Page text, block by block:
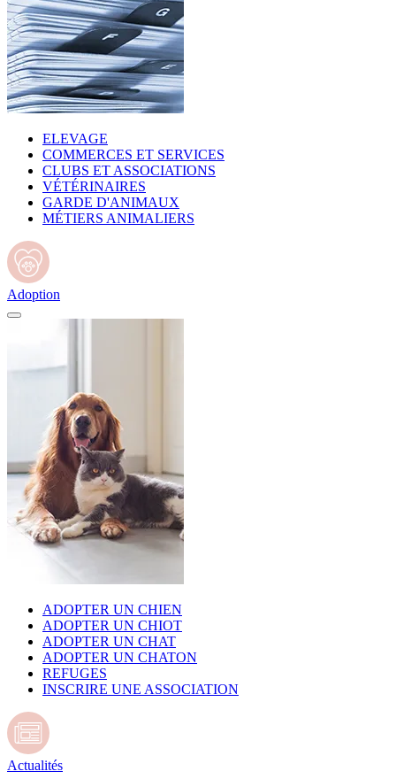
ELEVAGE
COMMERCES ET SERVICES
CLUBS ET ASSOCIATIONS
VÉTÉRINAIRES
GARDE D'ANIMAUX
MÉTIERS ANIMALIERS
Adoption
ADOPTER UN CHIEN
ADOPTER UN CHIOT
ADOPTER UN CHAT
ADOPTER UN CHATON
REFUGES
INSCRIRE UNE ASSOCIATION
Actualités